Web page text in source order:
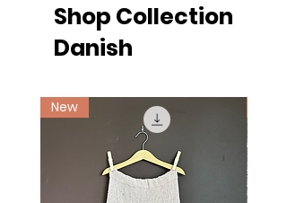
Shop Collection
Danish
New